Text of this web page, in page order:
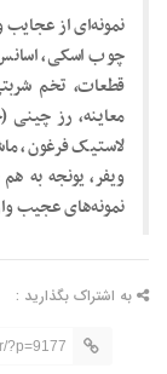
نمونه‌ای از عجایب
چوب اسکی،
قطعات، تخم
معاینه، رز چینی
لاستیک فرغون،
ویفر، یونجه به
نمونه‌های عجیب
به اشتراک بگذارید :
?p=9177